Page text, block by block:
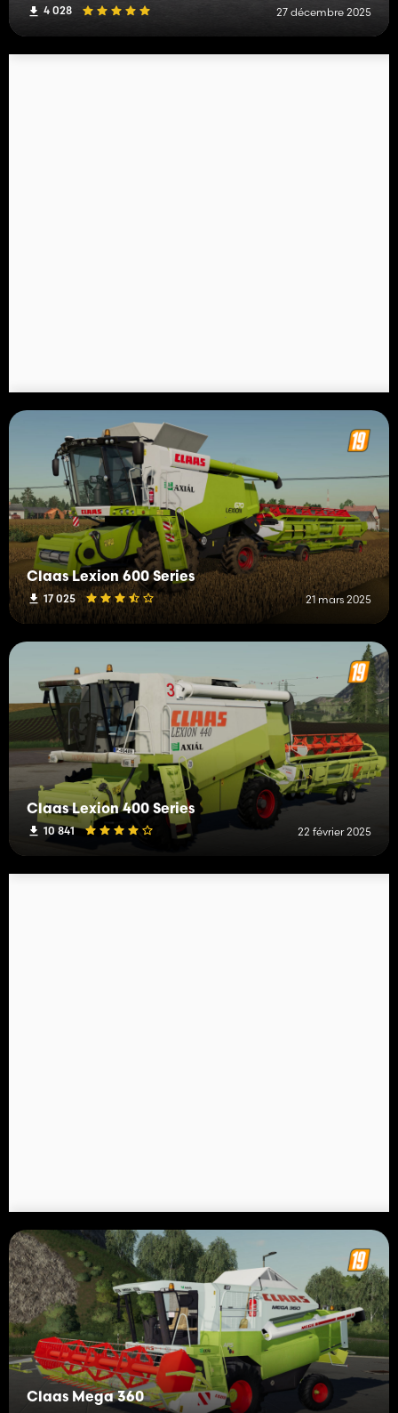
4 028 27 décembre 2025
Claas Lexion 600 Series
17 025 21 mars 2025
Claas Lexion 400 Series
10 841 22 février 2025
Claas Mega 360